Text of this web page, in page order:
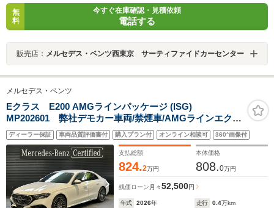
無
料
今すぐ在庫確認・見積依頼
電話する
販売店： メルセデス・ベンツ西東京 サーティファイドカーセンター
メルセデス・ベンツ
Eクラス E200 AMGラインパッケージ (ISG)
MP202601 弊社デモカー車両/禁煙車/AMGラインエクス
テリア/AMGラインインテリア/スポーティエンジンサウ
ンド/Apple Car Play/指紋認証機能/ワイヤレス充電/純
正ドラレコ装着車両/デジタルキー/ファブリックルーフラ
イナー
ディーラー保証 車両品質評価書付 購入プラン付 オンライン相談可 360°画像付
支払総額
824.2万円
本体価格
808.0万円
残価ローン 月々52,500円
年式 2026年 走行 0.4万km